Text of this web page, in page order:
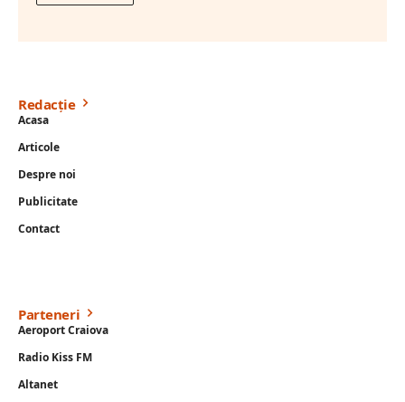
Redacție
Acasa
Articole
Despre noi
Publicitate
Contact
Parteneri
Aeroport Craiova
Radio Kiss FM
Altanet